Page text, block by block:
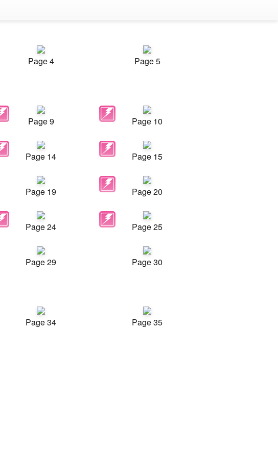
Page 4 Page 5
Page 9 Page 10
Page 14 Page 15
Page 19 Page 20
Page 24 Page 25
Page 29 Page 30
Page 34 Page 35